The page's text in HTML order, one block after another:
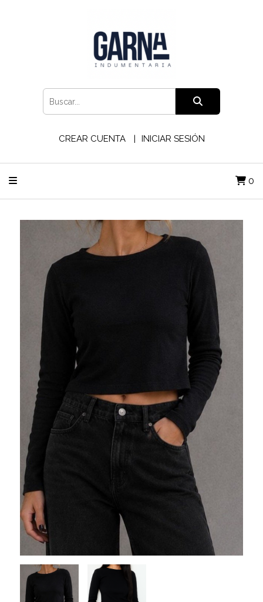
CREAR CUENTA INICIAR SESIÓN
0